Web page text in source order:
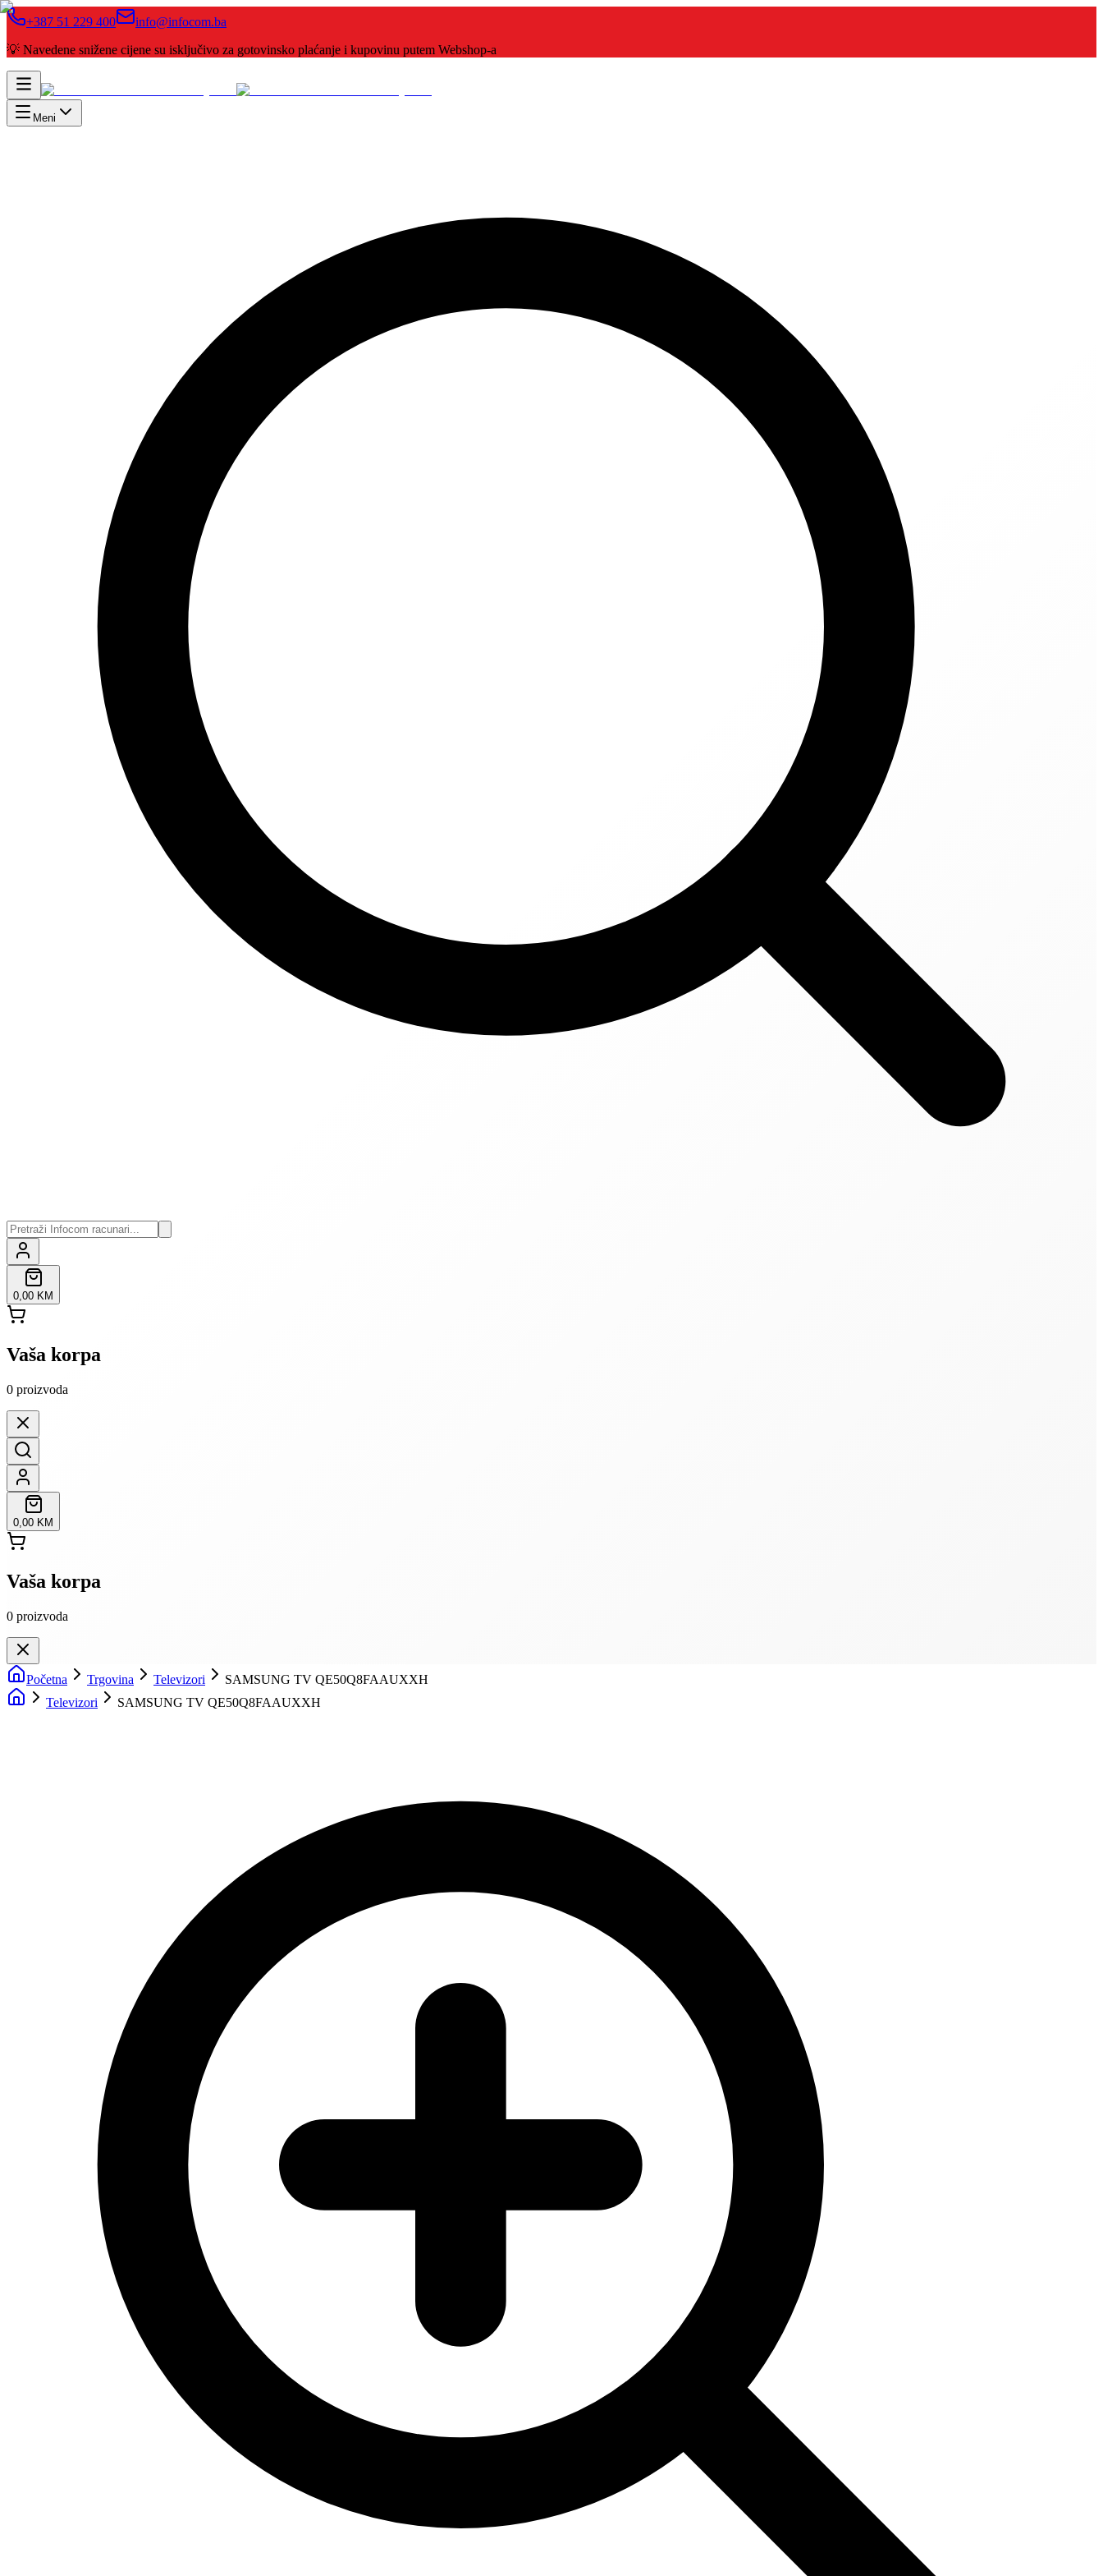
+387 51 229 400
info@infocom.ba
💡 Navedene snižene cijene su isključivo za gotovinsko plaćanje i kupovinu putem Webshop-a
Meni
0,00 KM
Vaša korpa
0 proizvoda
0,00 KM
Vaša korpa
0 proizvoda
Početna Trgovina Televizori
SAMSUNG TV QE50Q8FAAUXXH
Televizori
SAMSUNG TV QE50Q8FAAUXXH